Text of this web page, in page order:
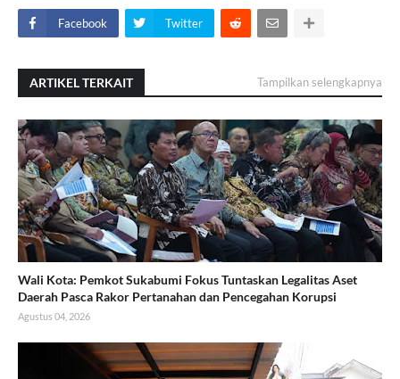
Facebook Twitter
ARTIKEL TERKAIT Tampilkan selengkapnya
Wali Kota: Pemkot Sukabumi Fokus Tuntaskan Legalitas Aset
Daerah Pasca Rakor Pertanahan dan Pencegahan Korupsi
Agustus 04, 2026